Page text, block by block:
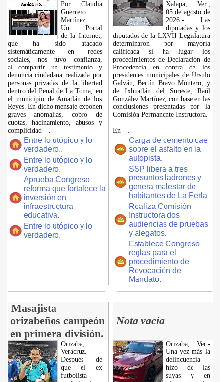
Por Claudia
Guerrero
Martínez.
​Un Portal
de la Internet,
que ha sido atacado
sistemáticamente en redes
sociales, nos tuvo confianza,
al compartir un testimonio y
denuncia ciudadana realizada por
personas privadas de la libertad
dentro del Penal de La Toma, en
el municipio de Amatlán de los
Reyes. En dicho mensaje exponen
graves anomalías, cobro de
cuotas, hacinamiento, abusos y
complicidad
Entre lo utópico y lo
verdadero..
Entre lo utópico y lo
verdadero.
Aprueba Congreso
reforma que fortalece la
inversión en
infraestructura
educativa.
Entre lo utópico y lo
verdadero.
Xalapa, Ver.,
05 de agosto de
2026.- Las
diputadas y los
diputados de la LXVII Legislatura
determinaron por mayoría
calificada si ha lugar los
procedimientos de Declaración de
Procedencia en contra de los
presidentes municipales de Úrsulo
Galván, Bertín Bravo Montero, y
de Ixhuatlán del Sureste, Raúl
González Martínez, con base en las
conclusiones presentadas por la
Comisión Permanente Instructora.
En
Carga de cemento cae
sobre el asfalto en la
autopista.
SSP libera a tres
presuntos ladrones y
genera malestar de
habitantes de La Perla
Realiza Comisión
Instructora dos
audiencias de pruebas
y alegatos.
Establece Congreso
reglas para el
procedimiento de
Revocación de
Mandato.
Masajista
orizabeños campeón
en primera división.
Nota vacía
Orizaba,
Veracruz. -
Después de
que el ex
futbolista
Orizaba, Ver.-
Una vez más la
delincuencia
hizo de las
suyas y en